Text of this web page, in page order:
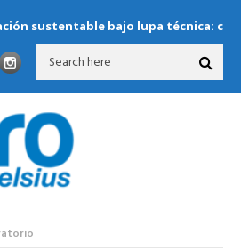
bajo lupa técnica: criterios